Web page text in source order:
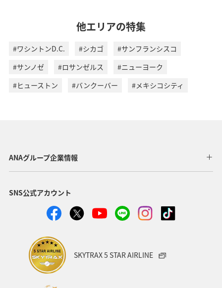
他エリアの特集
#ワシントンD.C. #シカゴ
#サンフランシスコ
#サンノゼ
#ロサンゼルス
#ニューヨーク
#ヒューストン
#バンクーバー #メキシコシティ
ANAグループ企業情報
SNS公式アカウント
SKYTRAX 5 STAR AIRLINE